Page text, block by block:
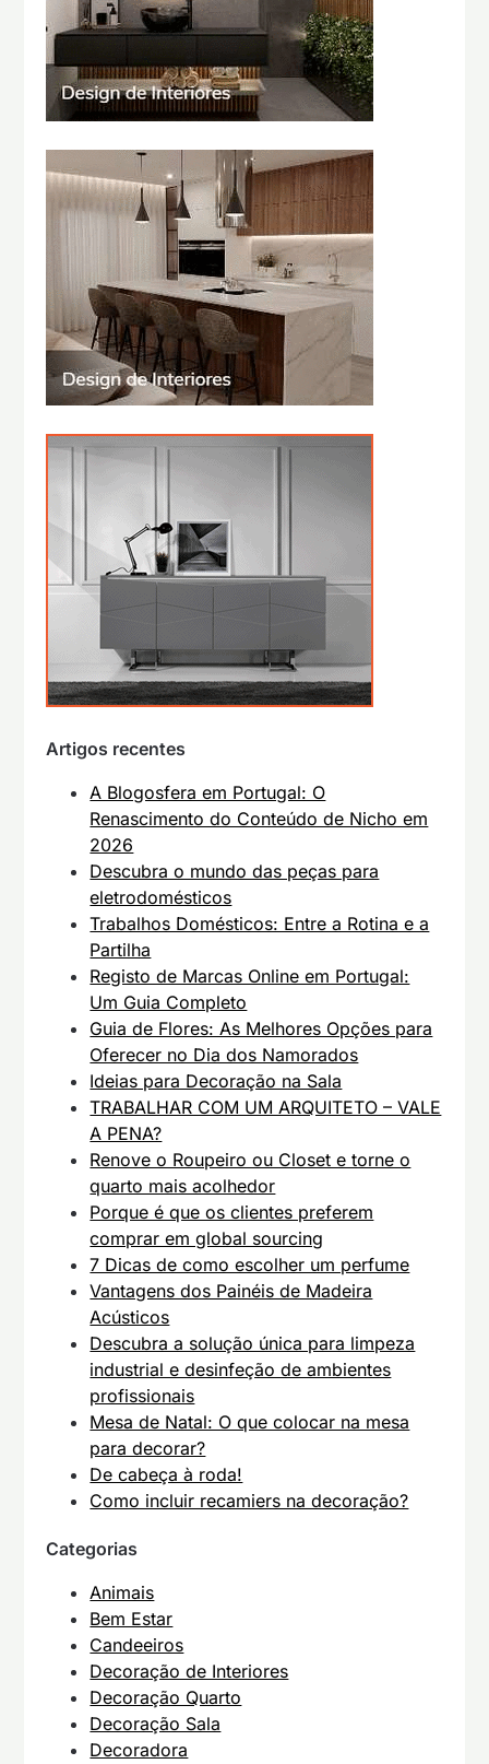
Artigos recentes
A Blogosfera em Portugal: O
Renascimento do Conteúdo de Nicho em
2026
Descubra o mundo das peças para
eletrodomésticos
Trabalhos Domésticos: Entre a Rotina e a
Partilha
Registo de Marcas Online em Portugal:
Um Guia Completo
Guia de Flores: As Melhores Opções para
Oferecer no Dia dos Namorados
Ideias para Decoração na Sala
TRABALHAR COM UM ARQUITETO – VALE
A PENA?
Renove o Roupeiro ou Closet e torne o
quarto mais acolhedor
Porque é que os clientes preferem
comprar em global sourcing
7 Dicas de como escolher um perfume
Vantagens dos Painéis de Madeira
Acústicos
Descubra a solução única para limpeza
industrial e desinfeção de ambientes
profissionais
Mesa de Natal: O que colocar na mesa
para decorar?
De cabeça à roda!
Como incluir recamiers na decoração?
Categorias
Animais
Bem Estar
Candeeiros
Decoração de Interiores
Decoração Quarto
Decoração Sala
Decoradora